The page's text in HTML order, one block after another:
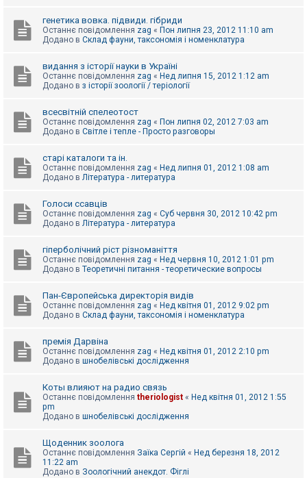
генетика вовка. підвиди. гібриди
Останнє повідомлення zag « Пон липня 23, 2012 11:10 am
Додано в Склад фауни, таксономія і номенклатура
видання з історії науки в Україні
Останнє повідомлення zag « Нед липня 15, 2012 1:12 am
Додано в з історії зоології / теріології
всесвітній спелеотост
Останнє повідомлення zag « Пон липня 02, 2012 7:03 am
Додано в Світле і тепле - Просто разговоры
старі каталоги та ін.
Останнє повідомлення zag « Нед липня 01, 2012 1:08 am
Додано в Література - литература
Голоси ссавців
Останнє повідомлення zag « Суб червня 30, 2012 10:42 pm
Додано в Література - литература
гіперболічний ріст різноманіття
Останнє повідомлення zag « Нед червня 10, 2012 1:01 pm
Додано в Теоретичні питання - теоретические вопросы
Пан-Європейська директорія видів
Останнє повідомлення zag « Нед квітня 01, 2012 9:02 pm
Додано в Склад фауни, таксономія і номенклатура
премія Дарвіна
Останнє повідомлення zag « Нед квітня 01, 2012 2:10 pm
Додано в шнобелівські дослідження
Коты влияют на радио связь
Останнє повідомлення theriologist « Нед квітня 01, 2012 1:55
pm
Додано в шнобелівські дослідження
Щоденник зоолога
Останнє повідомлення Заїка Сергій « Нед березня 18, 2012
11:22 am
Додано в Зоологічний анекдот. Фіглі